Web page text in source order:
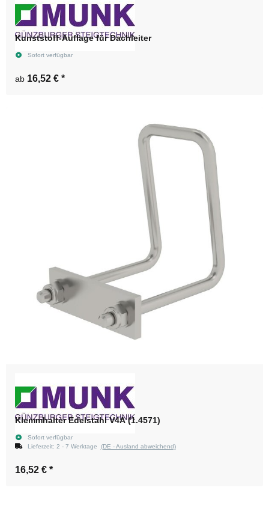
Kunststoff-Auflage für Dachleiter
Sofort verfügbar
ab 16,52 € *
Klemmhalter Edelstahl V4A (1.4571)
Sofort verfügbar
Lieferzeit: 2 - 7 Werktage (DE - Ausland abweichend)
16,52 € *